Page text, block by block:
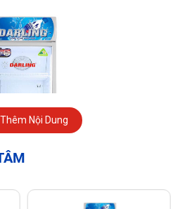
Nội Dung